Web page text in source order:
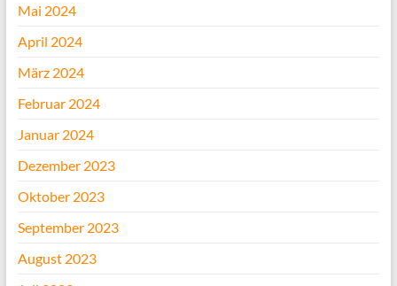
Mai 2024
April 2024
März 2024
Februar 2024
Januar 2024
Dezember 2023
Oktober 2023
September 2023
August 2023